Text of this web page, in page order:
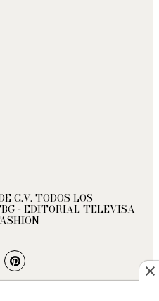
C.V. TODOS LOS
- EDITORIAL TELEVISA
pinterest